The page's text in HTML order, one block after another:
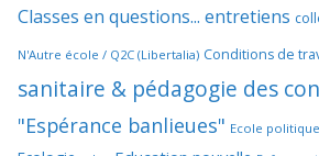
Classes en questions... entretiens
N'Autre école / Q2C (Libertalia) Conditions de
sanitaire & pédagogie des
"Espérance banlieues" Ecole